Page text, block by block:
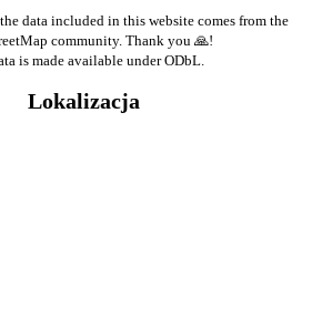
data included in this website comes from the
community. Thank you 🙏!
is made available under ODbL.
Lokalizacja